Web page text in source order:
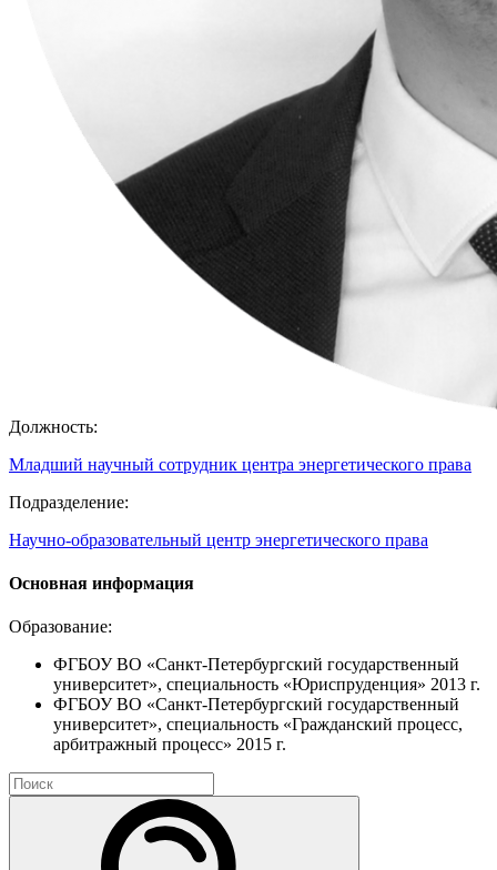
Должность:
Младший научный сотрудник центра энергетического права
Подразделение:
Научно-образовательный центр энергетического права
Основная информация
Образование:
ФГБОУ ВО «Санкт-Петербургский государственный
университет», специальность «Юриспруденция» 2013 г.
ФГБОУ ВО «Санкт-Петербургский государственный
университет», специальность «Гражданский процесс,
арбитражный процесс» 2015 г.